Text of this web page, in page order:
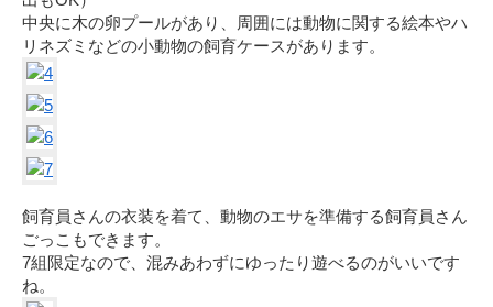
中央に木の卵プールがあり、周囲には動物に関する絵本やハ
リネズミなどの小動物の飼育ケースがあります。
飼育員さんの衣装を着て、動物のエサを準備する飼育員さん
ごっこもできます。
7組限定なので、混みあわずにゆったり遊べるのがいいです
ね。